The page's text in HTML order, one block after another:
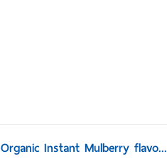
รายละเอียดเพิ่มเติม
Organic Instant Mulberry flavo...